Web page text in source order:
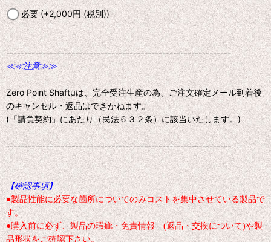
必要(+2,000円 (税別))
--------------------------------------------------------------
≪≪注意≫≫
Zero Point Shaftμは、完全受注生産の為、ご注文確定メール到着後
のキャンセル・返品はできかねます。
(「請負契約」にあたり（民法６３２条）に該当いたします。)
--------------------------------------------------------------
【確認事項】
●製品性能に必要な箇所についてのみコストを集中させている製品で
す。
●購入前に必ず、製品の瑕疵・免責情報 (返品・交換について)や製
品形状をご確認下さい。